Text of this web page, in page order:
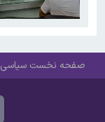
صفحه نخست سیاسی